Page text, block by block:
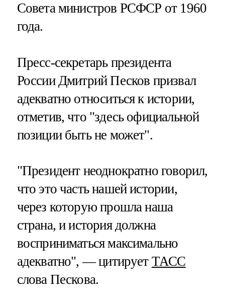
Совета министров РСФСР от 1960
года.
Пресс-секретарь президента
России Дмитрий Песков призвал
адекватно относиться к истории,
отметив, что "здесь официальной
позиции быть не может".
"Президент неоднократно говорил,
что это часть нашей истории,
через которую прошла наша
страна, и история должна
восприниматься максимально
адекватно", — цитирует ТАСС
слова Пескова.